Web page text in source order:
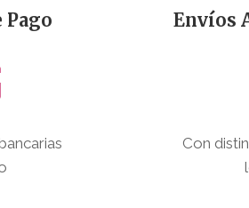
Pago Envíos
Con